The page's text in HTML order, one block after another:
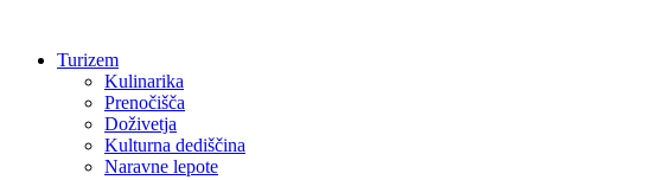
vsebinoTurizem
Kulinarika
Prenočišča
Doživetja
Kulturna dediščina
Naravne lepote